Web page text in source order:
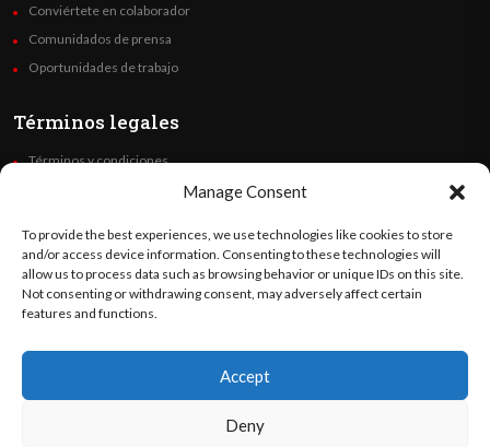
Manage Consent
To provide the best experiences, we use technologies like cookies to store
and/or access device information. Consenting to these technologies will
allow us to process data such as browsing behavior or unique IDs on this site.
Not consenting or withdrawing consent, may adversely affect certain
features and functions.
Accept
Deny
Conviértete en colaborador
Comunidados de prensa
Oportunidades de trabajo
Términos legales
Términos y condiciones
Code of Ethics
Síguenos
©OratoWorld Media 2026. Todos los derechos reservados..